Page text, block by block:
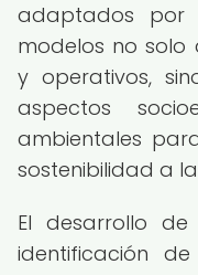
adaptados por
modelos no
y operativos,
aspectos
ambientales
sostenibilidad a
El desarrollo
identificación